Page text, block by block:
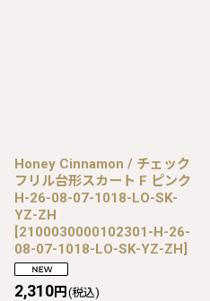
Honey Cinnamon / チェック
フリル台形スカート F ピンク
H-26-08-07-1018-LO-SK-
YZ-ZH
[2100030000102301-H-26-
08-07-1018-LO-SK-YZ-ZH]
2,310円 (税込)